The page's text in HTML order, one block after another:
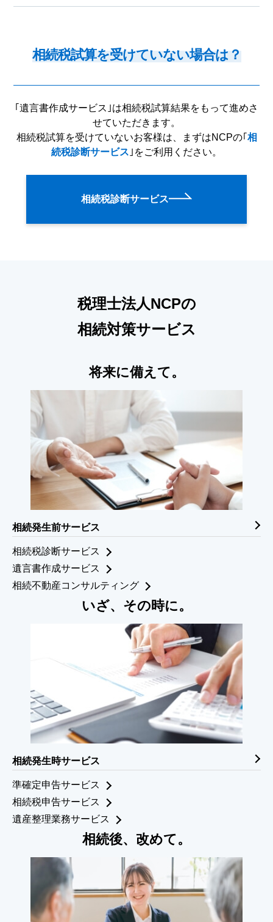
相続税試算を受けていない場合は？
｢遺言書作成サービス｣は相続税試算結果をもって進めさ
せていただきます。
相続税試算を受けていないお客様は、まずはNCPの｢ 相
続税診断サービス ｣をご利用ください。
相続税診断サービス
税理士法人NCPの
相続対策サービス
将来に備えて。
相続発生前サービス
相続税診断サービス
遺言書作成サービス
相続不動産コンサルティング
いざ、その時に。
相続発生時サービス
準確定申告サービス
相続税申告サービス
遺産整理業務サービス
相続後、改めて。